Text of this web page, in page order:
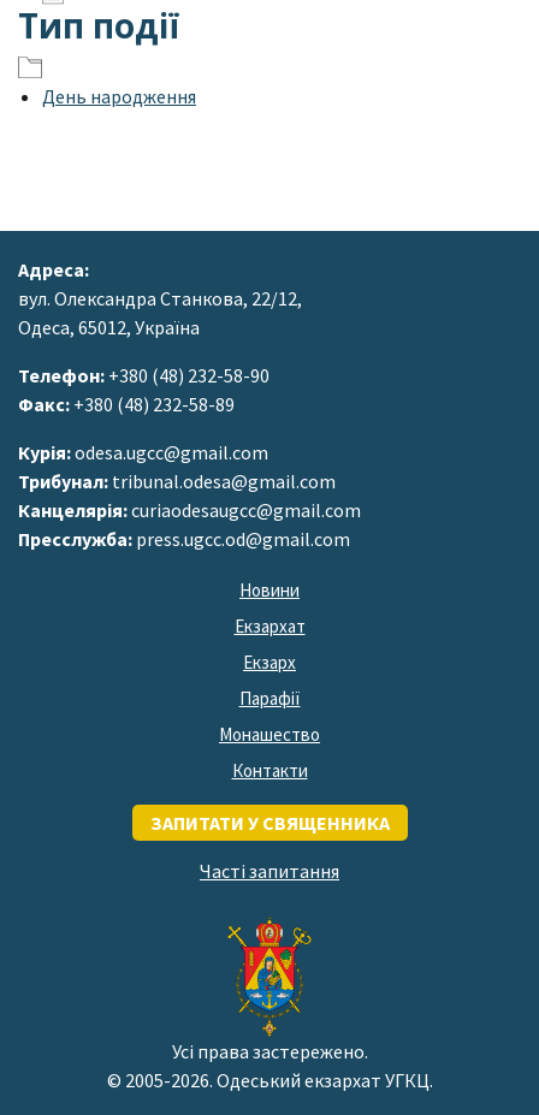
Завантаження ICS
Тип події
День народження
Адреса:
вул. Олександра Станкова, 22/12,
Одеса, 65012, Україна
Телефон: +380 (48) 232-58-90
Факс: +380 (48) 232-58-89
Курія:odesa.ugcc@gmail.com
Трибунал: tribunal.odesa@gmail.com
Канцелярія:curiaodesaugcc@gmail.com
Пресслужба: press.ugcc.od@gmail.com
Новини
Екзархат
Екзарх
Парафії
Монашество
Контакти
ЗАПИТАТИ У СВЯЩЕННИКА
Часті запитання
Усі права застережено.
© 2005-2026. Одеський екзархат УГКЦ.